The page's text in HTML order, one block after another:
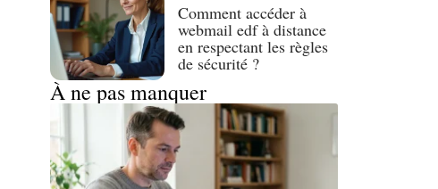
Comment accéder à
webmail edf à distance
en respectant les règles
de sécurité ?
À ne pas manquer